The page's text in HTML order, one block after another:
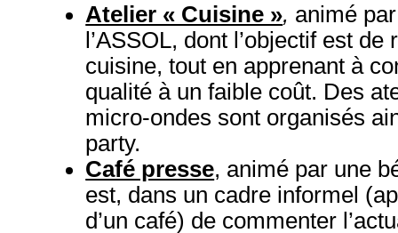
Atelier « Cuisine », animé
l’ASSOL, dont l’objectif est
cuisine, tout en apprenant à
qualité à un faible coût. Des
micro-ondes sont organisés
party.
Café presse, animé par une
est, dans un cadre informel
d’un café) de commenter